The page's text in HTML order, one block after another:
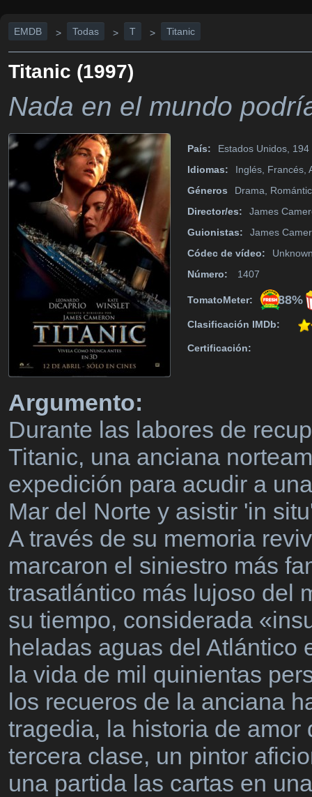
EMDB > Todas > T > Titanic
Titanic (1997)
Nada en el mundo
País:
Estados Unidos,
Idiomas:
Inglés, Francés,
Géneros
Drama,
Director/es:
James
Guionistas:
James
Códec de vídeo:
Número:
1407
TomatoMeter: 88%
Clasificación IMDb:
Certificación:
Argumento:
Durante las labores de
Titanic, una anciana
expedición para acudir a
Mar del Norte y asistir 'in
A través de su memoria
marcaron el siniestro más
trasatlántico más lujoso del
su tiempo, considerada
heladas aguas del Atlántico
la vida de mil quinientas
los recueros de la anciana
tragedia, la historia de
tercera clase, un pintor
una partida las cartas en